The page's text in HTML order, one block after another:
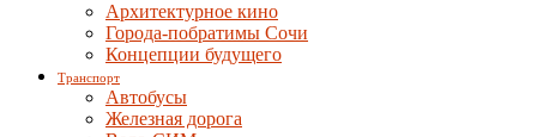
Архитектурное кино
Города-побратимы Сочи
Концепции будущего
Транспорт
Автобусы
Железная дорога